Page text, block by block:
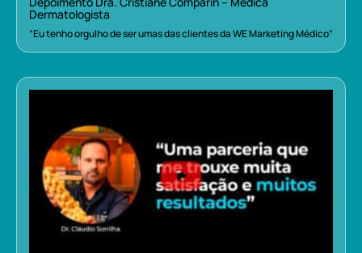
Dermatologista
“Eu tenho orgulho de ser umas das clientes da WE Marketing Médico”